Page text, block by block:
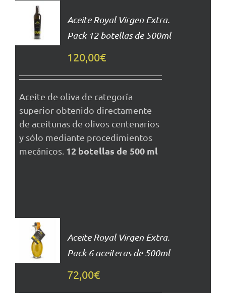
AL
CARRITOAceite Royal Virgen Extra.
Pack 12 botellas de 500ml
120,00€
Aceite de oliva de categoría
superior obtenido directamente
de aceitunas de olivos centenarios
y sólo mediante procedimientos
mecánicos. 12 botellas de 500 ml
AÑADIR
AL
CARRITOAceite Royal Virgen Extra.
Pack 6 aceiteras de 500ml
72,00€